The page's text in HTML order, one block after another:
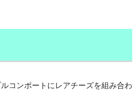
ルコンポートにレアチーズを組み合わ